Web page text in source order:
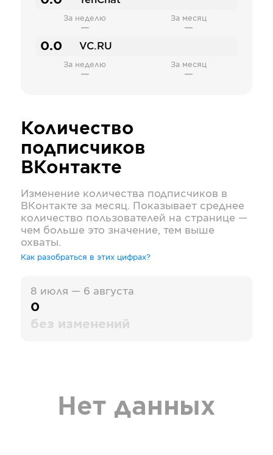
За неделю
—
За месяц
—
0.0 VC.RU
За неделю
—
За месяц
—
Количество
подписчиков
ВКонтакте
Изменение количества подписчиков в
ВКонтакте за месяц. Показывает среднее
количество пользователей на странице —
чем больше это значение, тем выше
охваты.
Как разобраться в этих цифрах?
8 июля — 6 августа
0
без изменений
Нет данных